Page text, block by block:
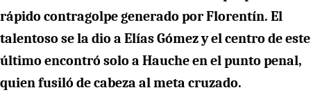
rápido contragolpe generado por Florentín. El
talentoso se la dio a Elías Gómez y el centro de este
último encontró solo a Hauche en el punto penal,
quien fusiló de cabeza al meta cruzado.